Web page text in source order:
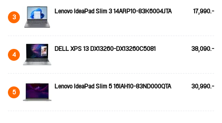
3 Lenovo IdeaPad Slim 3 14ARP10-83K6004JTA 17,990.-
4 DELL XPS 13 DX13260-DX13260C5081 38,090.-
5 Lenovo IdeaPad Slim 5 16IAH10-83ND000QTA 30,990.-